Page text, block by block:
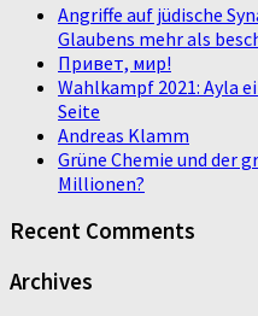
Angriffe auf jüdische
Glaubens mehr als
Привет, мир!
Wahlkampf 2021: Ayla
Seite
Andreas Klamm
Grüne Chemie und der
Millionen?
Recent Comments
Archives